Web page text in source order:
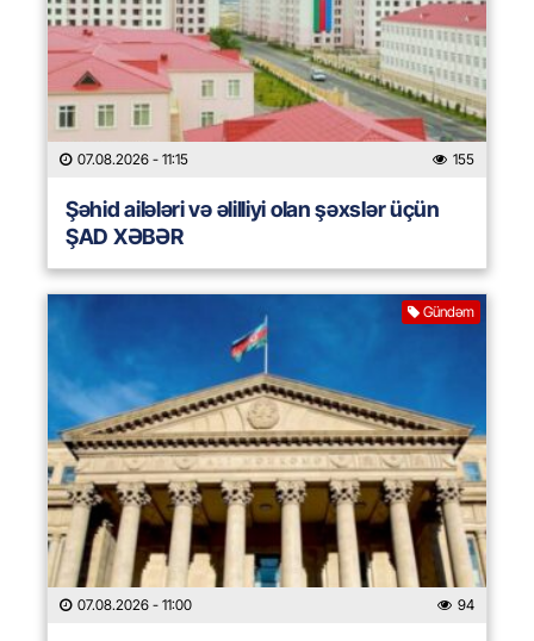
07.08.2026 - 11:15 155
Şəhid ailələri və əlilliyi olan şəxslər üçün
ŞAD XƏBƏR
Gündəm
07.08.2026 - 11:00 94